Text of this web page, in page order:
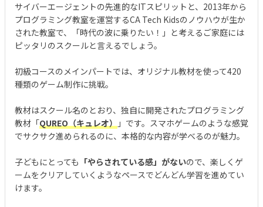
サイバーエージェントの先進的なITスピリットと、2013年から
プログラミング教室を運営するCA Tech Kidsのノウハウが生か
された教室で、「時代の波に乗りたい！」と考えるご家庭には
ピッタリのスクールと言えるでしょう。
初級コースのメインパートでは、オリジナル教材を使って420
種類のゲーム制作に挑戦。
教材はスクール名のとおり、独自に開発されたプログラミング
教材「QUREO（キュレオ） 」です。スマホゲームのような感覚
でサクサク進められるのに、本格的な内容が学べるのが魅力。
子どもにとっても 「やらされている感」がないので、楽しくゲ
ームをクリアしていくようなペースでどんどん学習を進めてい
けます。